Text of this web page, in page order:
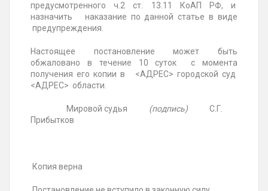
предусмотренного ч.2 ст. 13.11 КоАП РФ, и
назначить наказание по данной статье в виде
предупреждения.
Настоящее постановление может быть
обжаловано в течение 10 суток с момента
получения его копии в <АДРЕС> городской суд
<АДРЕС> области.
Мировой судья (подпись)
С.Г.
Прибытков
Копия верна